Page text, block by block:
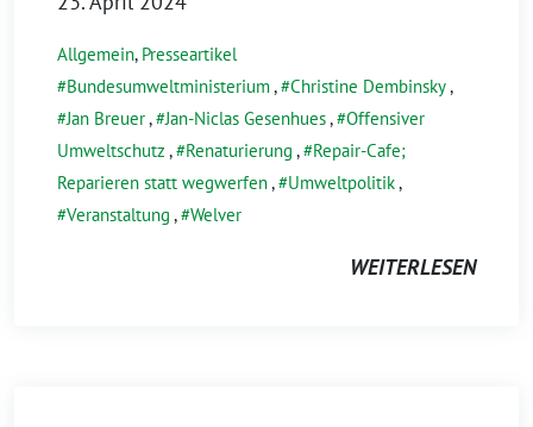
Allgemein, Presseartikel
Bundesumweltministerium, Christine Dembinsky,
Jan Breuer, Jan-Niclas Gesenhues, Offensiver
Umweltschutz , Renaturierung ,
Repair-Cafe;
Reparieren statt wegwerfen, Umweltpolitik,
Veranstaltung , Welver
WEITERLESEN